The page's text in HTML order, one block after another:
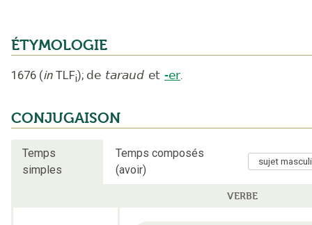
ÉTYMOLOGIE
1676 (in TLFi); de taraud et -er.
CONJUGAISON
Temps
simples
Temps composés
(avoir)
VERBE